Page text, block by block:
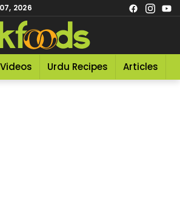
2026
Videos Urdu Recipes Articles